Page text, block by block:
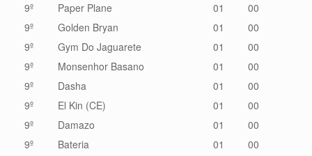
9º
Paper Plane 01
00
9º
Golden Bryan 01
00
9º
Gym Do Jaguarete 01
00
9º
Monsenhor Basano 01
00
9º
Dasha 01
00
9º
El Kin (CE) 01
00
9º
Damazo 01
00
9º
Bateria 01
00